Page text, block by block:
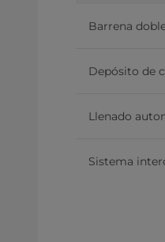
Barrena
Depósito de
Llenado
Sistema